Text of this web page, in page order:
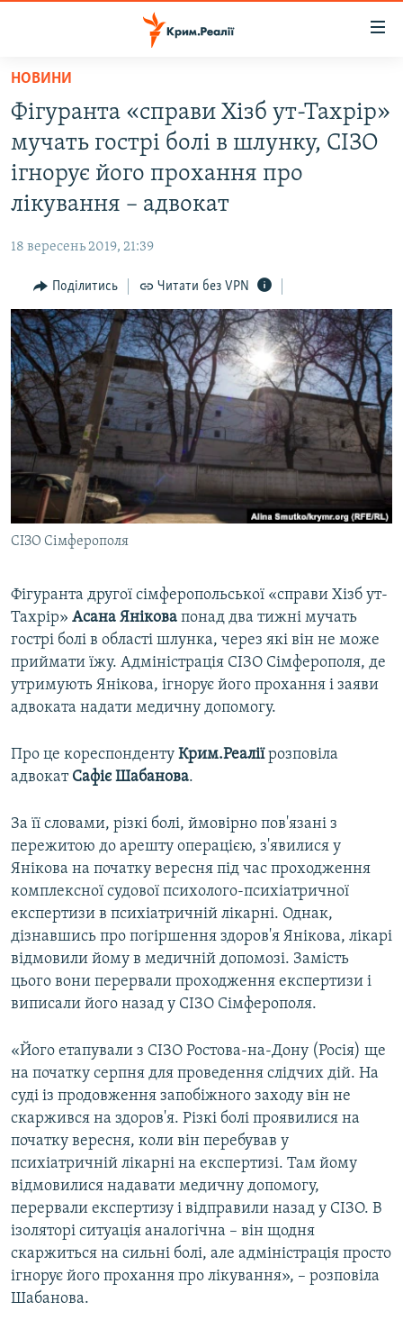
Перейти
основного
матеріалу
Перейти
до
основної
Перейти
пошуку
ВОДА.КРИМ
ВІДЕО ТА ФОТО
ПОЛІТИКА
ПОГЛЯД
ІНТЕРВ'Ю
ВСЕ ЗА ДЕНЬ
СПЕЦПРОЕКТИ
ДЕПОРТАЦІЯ
ВІДЕОУРОКИ «ELIFBE»
СВІДЧЕННЯ ОКУПАЦІЇ
УКРАЇНСЬКА ПРОБЛЕМА КРИМУ
ІНФОГРАФІКА
ЯК ОБІЙТИ БЛОКУВАННЯ
Русский
Qırımtatar
ДОЛУЧАЙСЯ!
Усі сайти RFE/RL
НОВИНИ
Фігуранта «справи Хізб ут-Тахрір»
мучать гострі болі в шлунку, СІЗО
ігнорує його прохання про
лікування – адвокат
18 вересень 2019, 21:39
Поділитись Читати без VPN
СІЗО Сімферополя
Фігуранта другої сімферопольської «справи Хізб ут-
Тахрір» Асана Янікова понад два тижні мучать
гострі болі в області шлунка, через які він не може
приймати їжу. Адміністрація СІЗО Сімферополя, де
утримують Янікова, ігнорує його прохання і заяви
адвоката надати медичну допомогу.
Про це кореспонденту Крим.Реаліїрозповіла
адвокат Сафіє Шабанова.
За її словами, різкі болі, ймовірно пов'язані з
пережитою до арешту операцією, з'явилися у
Янікова на початку вересня під час проходження
комплексної судової психолого-психіатричної
експертизи в психіатричній лікарні. Однак,
дізнавшись про погіршення здоров'я Янікова, лікарі
відмовили йому в медичній допомозі. Замість
цього вони перервали проходження експертизи і
виписали його назад у СІЗО Сімферополя.
«Його етапували з СІЗО Ростова-на-Дону (Росія) ще
на початку серпня для проведення слідчих дій. На
суді із продовження запобіжного заходу він не
скаржився на здоров'я. Різкі болі проявилися на
початку вересня, коли він перебував у
психіатричній лікарні на експертизі. Там йому
відмовилися надавати медичну допомогу,
перервали експертизу і відправили назад у СІЗО. В
ізоляторі ситуація аналогічна – він щодня
скаржиться на сильні болі, але адміністрація просто
ігнорує його прохання про лікування», – розповіла
Шабанова.